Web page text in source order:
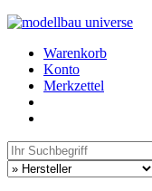
Warenkorb
Konto
Merkzettel